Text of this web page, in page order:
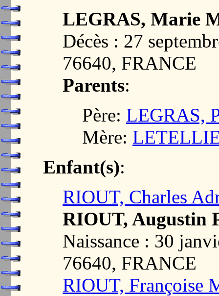
LEGRAS, Marie
Décès : 27
76640, FRANCE
Parents:
Père: LEGRAS,
Mère:
Enfant(s):
RIOUT, Charles
RIOUT, Augustin
Naissance : 30
76640, FRANCE
RIOUT, Françoise